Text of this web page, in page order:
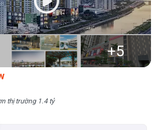
+5
thị trường 1.4 tỷ